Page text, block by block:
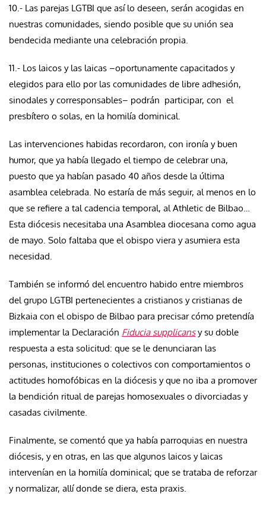
10.- Las parejas LGTBI que así lo deseen, serán acogidas en
nuestras comunidades, siendo posible que su unión sea
bendecida mediante una celebración propia.
11.- Los laicos y las laicas –oportunamente capacitados y
elegidos para ello por las comunidades de libre adhesión,
sinodales y corresponsables– podrán participar, con el
presbítero o solas, en la homilía dominical.
Las intervenciones habidas recordaron, con ironía y buen
humor, que ya había llegado el tiempo de celebrar una,
puesto que ya habían pasado 40 años desde la última
asamblea celebrada. No estaría de más seguir, al menos en lo
que se refiere a tal cadencia temporal, al Athletic de Bilbao…
Esta diócesis necesitaba una Asamblea diocesana como agua
de mayo. Solo faltaba que el obispo viera y asumiera esta
necesidad.
También se informó del encuentro habido entre miembros
del grupo LGTBI pertenecientes a cristianos y cristianas de
Bizkaia con el obispo de Bilbao para precisar cómo pretendía
implementar la Declaración Fiducia supplicansy su doble
respuesta a esta solicitud: que se le denunciaran las
personas, instituciones o colectivos con comportamientos o
actitudes homofóbicas en la diócesis y que no iba a promover
la bendición ritual de parejas homosexuales o divorciadas y
casadas civilmente.
Finalmente, se comentó que ya había parroquias en nuestra
diócesis, y en otras, en las que algunos laicos y laicas
intervenían en la homilía dominical; que se trataba de reforzar
y normalizar, allí donde se diera, esta praxis.